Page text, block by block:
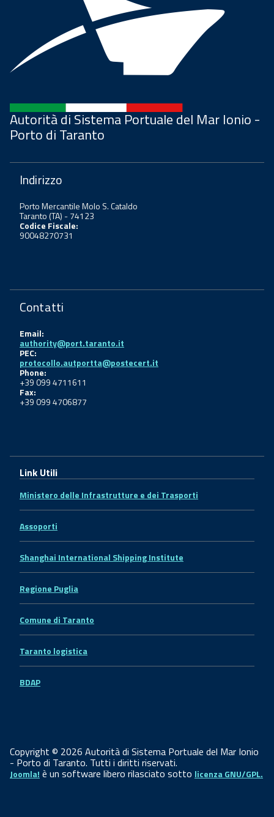
Autorità di Sistema Portuale del Mar Ionio -
Porto di Taranto
Indirizzo
Porto Mercantile Molo S. Cataldo
Taranto (TA) - 74123
Codice Fiscale:
90048270731
Contatti
Email:
authority@port.taranto.it
PEC:
protocollo.autportta@postecert.it
Phone:
+39 099 4711611
Fax:
+39 099 4706877
Link Utili
Ministero delle Infrastrutture e dei Trasporti
Assoporti
Shanghai International Shipping Institute
Regione Puglia
Comune di Taranto
Taranto logistica
BDAP
Copyright © 2026 Autorità di Sistema Portuale del Mar Ionio
- Porto di Taranto. Tutti i diritti riservati.
Joomla! è un software libero rilasciato sotto licenza GNU/GPL.